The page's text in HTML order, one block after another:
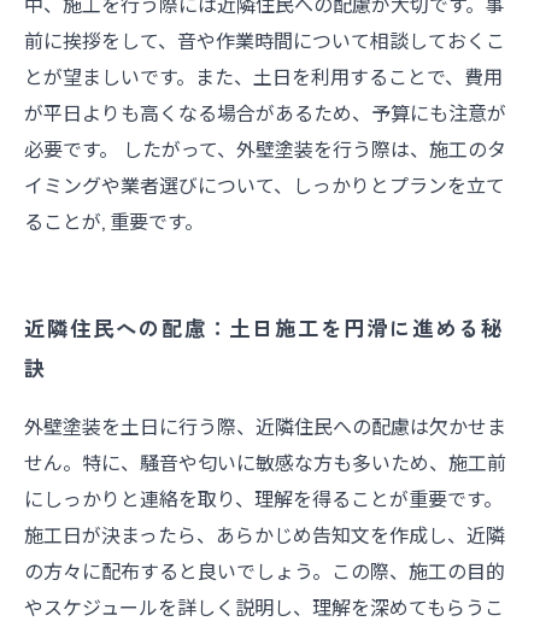
前に挨拶をして、音や作業時間について相談しておくこ
とが望ましいです。また、土日を利用することで、費用
が平日よりも高くなる場合があるため、予算にも注意が
必要です。 したがって、外壁塗装を行う際は、施工のタ
イミングや業者選びについて、しっかりとプランを立て
ることが, 重要です。
近隣住民への配慮：土日施工を円滑に進める秘
訣
外壁塗装を土日に行う際、近隣住民への配慮は欠かせま
せん。特に、騒音や匂いに敏感な方も多いため、施工前
にしっかりと連絡を取り、理解を得ることが重要です。
施工日が決まったら、あらかじめ告知文を作成し、近隣
の方々に配布すると良いでしょう。この際、施工の目的
やスケジュールを詳しく説明し、理解を深めてもらうこ